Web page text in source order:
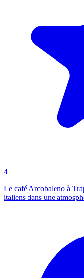
4
Le café Arcobaleno à
italiens dans une